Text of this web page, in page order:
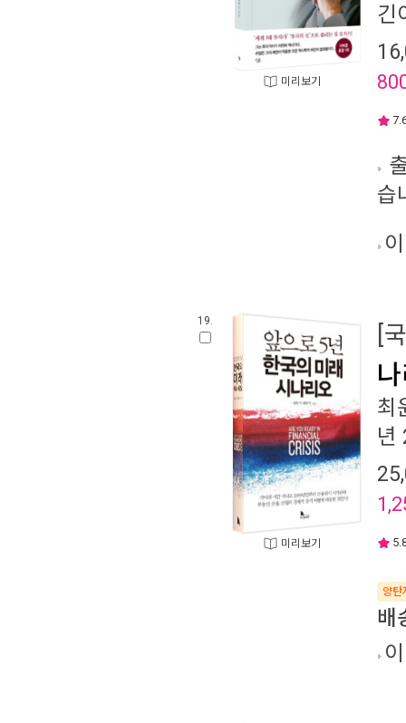
미리보기
긴
습
19.
미리보기
[
최
년
양탄
배